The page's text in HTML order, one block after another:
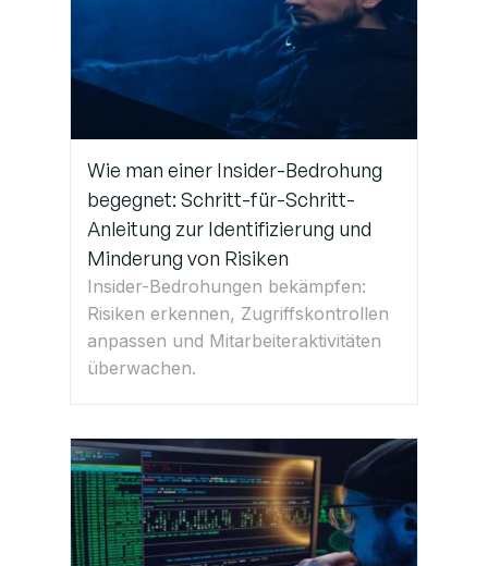
Holen Sie sich
kompetente IT-
in Deutschland
Wie man einer Insider-Bedrohung
begegnet: Schritt-für-Schritt-
Anleitung zur Identifizierung und
Minderung von Risiken
Insider-Bedrohungen bekämpfen:
Risiken erkennen, Zugriffskontrollen
anpassen und Mitarbeiteraktivitäten
überwachen.